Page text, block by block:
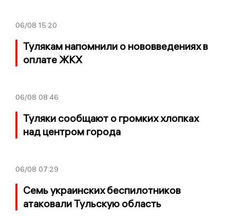
06/08 15:20
Тулякам напомнили о нововведениях в
оплате ЖКХ
06/08 08:46
Туляки сообщают о громких хлопках
над центром города
06/08 07:29
Семь украинских беспилотников
атаковали Тульскую область